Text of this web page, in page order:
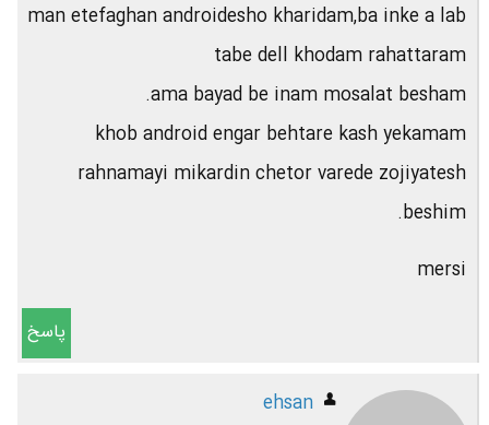
man etefaghan androidesho kharidam,ba inke a lab
tabe dell khodam rahattaram
ama bayad be inam mosalat besham.
khob android engar behtare kash yekamam
rahnamayi mikardin chetor varede zojiyatesh
beshim.
mersi
پاسخ
ehsan